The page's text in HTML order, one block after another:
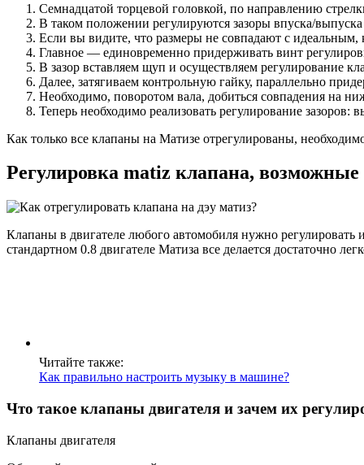
Семнадцатой торцевой головкой, по направлению
В таком положении регулируются зазоры впуска/
Если вы видите, что размеры не совпадают с
Главное — единовременно придерживать винт
В зазор вставляем щуп и осуществляем регулирование
Далее, затягиваем контрольную гайку, параллельно
Необходимо, поворотом вала, добиться совпадения на
Теперь необходимо реализовать регулирование
Как только все клапаны на Матизе отрегулированы,
Регулировка matiz клапана,
Клапаны в двигателе любого автомобиля нужно
стандартном 0.8 двигателе Матиза все делается достаточно
Читайте также:
Как правильно настроить музыку в машине?
Что такое клапаны двигателя и зачем их
Клапаны двигателя